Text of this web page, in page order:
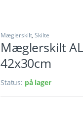
Mæglerskilt,Skilte
Mæglerskilt
42x30cm
Status: på lager